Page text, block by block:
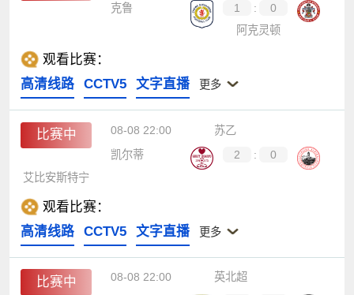
克鲁
1 :
0
阿克灵顿
观看比赛：
高清线路
CCTV5 文字直播 更多
比赛中 08-08 22:00
苏乙
凯尔蒂
2 :
0
艾比安斯特宁
观看比赛：
高清线路
CCTV5 文字直播 更多
比赛中 08-08 22:00
英北超